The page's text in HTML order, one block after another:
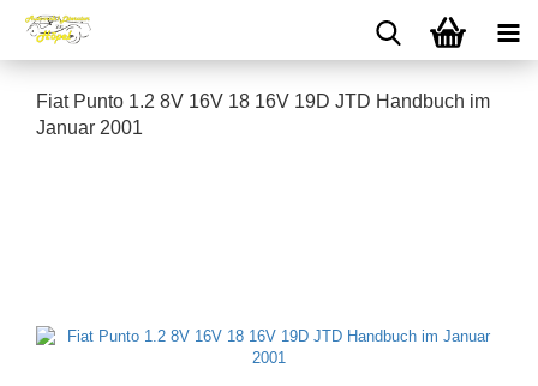
Fiat Punto 1.2 8V 16V 18 16V 19D JTD Handbuch im
Januar 2001